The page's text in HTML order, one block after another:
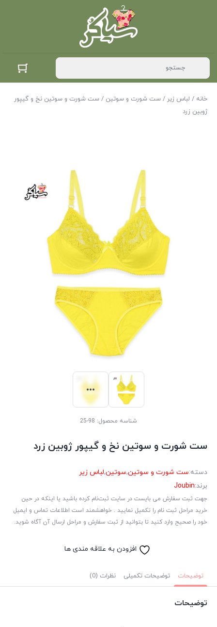
خانه / لباس زیر / ست شورت و سوتین / ست شورت و سوتین نخ و گیپور
ژوبین زرد
شناسه محصول: 98-25
ست شورت و سوتین نخ و گیپور ژوبین زرد
دسته:ست شورت و سوتین,سوتین,لباس زیر
برند:Joubin
جهت ثبت سفارش می بایست در سایت ثبت‌نام کرده باشید یا اینکه در حین
خرید مراحل ثبت نام را تکمیل نمایید . خواهشمند است اطلاعات تماس و ایمیل
خود را صحیح وارد کنید تا بتوانید از ثبت سفارش و مراحل ارسال آن آگاه شوید.
افزودن به علاقه مندی ها
توضیحات توضیحات تکمیلی نظرات (0)
توضیحات